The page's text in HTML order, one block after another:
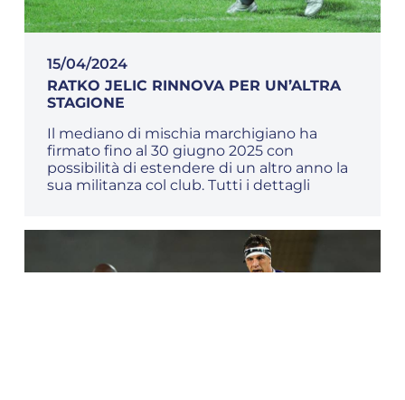
15/04/2024
RATKO JELIC RINNOVA PER UN’ALTRA
STAGIONE
Il mediano di mischia marchigiano ha
firmato fino al 30 giugno 2025 con
possibilità di estendere di un altro anno la
sua militanza col club. Tutti i dettagli